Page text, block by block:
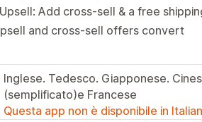
Add cross-sell & a free
and cross-sell offers convert
Inglese. Tedesco. Giapponese.
(semplificato)e Francese
Questa app non è disponibile in